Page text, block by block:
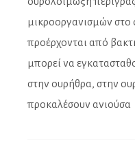
μικροοργανισμών στο
προέρχονται από
μπορεί να
στην ουρήθρα, στην
προκαλέσουν ανιούσα